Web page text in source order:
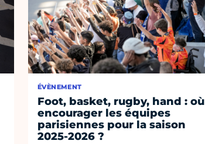
ÉVÈNEMENT
Foot, basket, rugby, hand : où
encourager les équipes
parisiennes pour la saison
2025-2026 ?